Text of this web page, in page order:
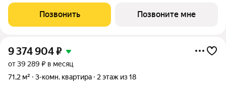
для комфортной жизни. Место, где шум Чёрного моря
становится саундтреком
Позвонить Позвоните мне
9 374 904₽
от 39 289 ₽ в месяц
71,2 м²
3-комн. квартира 2 этаж из 18